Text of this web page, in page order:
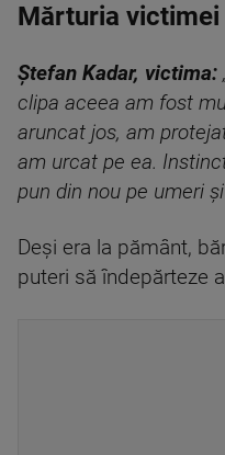
Mărturia victimei
Ștefan Kadar, victima:
clipa aceea am fost
aruncat jos, am
am urcat pe ea.
pun din nou pe umeri
Deși era la pământ,
puteri să îndepărteze